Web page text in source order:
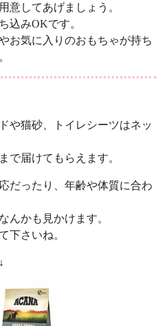
意してあげましょう。
込みOKです。
お気に入りのおもちゃが持ち
や猫砂、トイレシーツはネッ
で届けてもらえます。
だったり、年齢や体質に合わ
んかも見かけます。
下さいね。